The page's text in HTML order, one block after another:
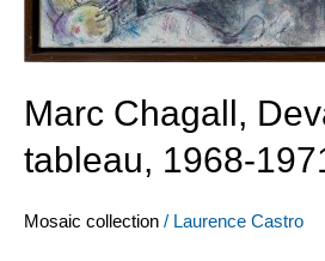
Marc Chagall,
tableau, 1968-
Mosaic collection / Laurence Castro